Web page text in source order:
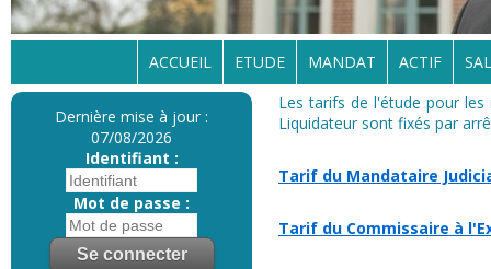
ACCUEIL ETUDE MANDAT ACTIF
Dernière mise à jour :
07/08/2026
Identifiant :
Mot de passe :
Les tarifs de l'étude pour les
Liquidateur sont fixés par
Tarif du Mandataire
Tarif du Commissaire à